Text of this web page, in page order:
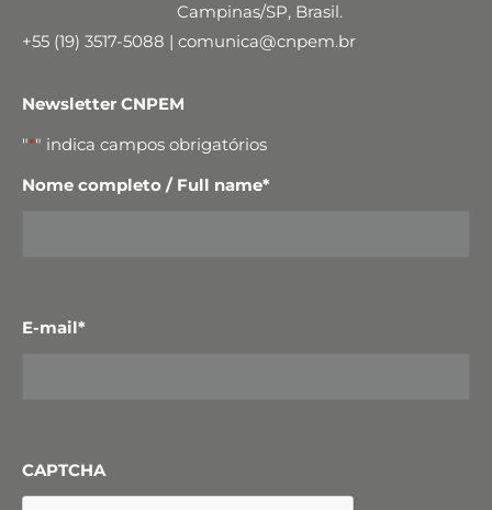
Campinas/SP, Brasil.
+55 (19) 3517-5088 | comunica@cnpem.br
Newsletter CNPEM
"*" indica campos obrigatórios
Nome completo / Full name*
E-mail*
CAPTCHA